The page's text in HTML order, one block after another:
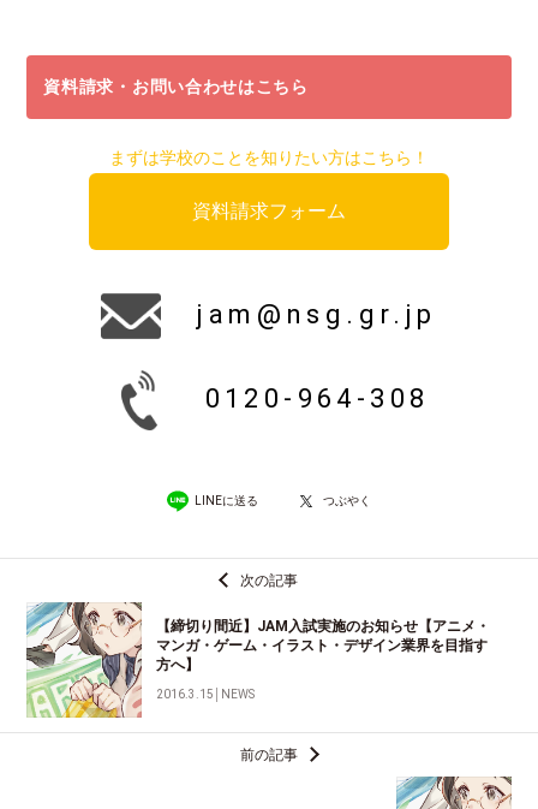
資料請求・お問い合わせはこちら
まずは学校のことを知りたい方はこちら！
資料請求フォーム
jam@nsg.gr.jp
0120-964-308
LINEに送る つぶやく
次の記事
【締切り間近】JAM入試実施のお知らせ【アニメ・
マンガ・ゲーム・イラスト・デザイン業界を目指す
方へ】
2016.3.15 NEWS
前の記事